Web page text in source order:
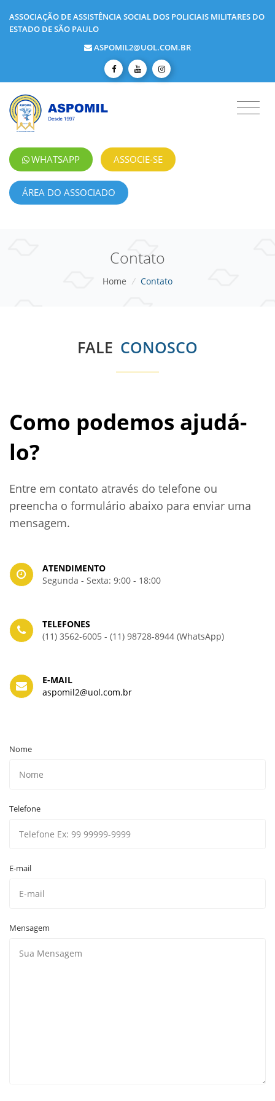
ASSOCIAÇÃO DE ASSISTÊNCIA SOCIAL DOS POLICIAIS MILITARES DO
ESTADO DE SÃO PAULO
ASPOMIL2@UOL.COM.BR
WHATSAPP ASSOCIE-SE
ÁREA DO ASSOCIADO
Contato
Home / Contato
FALE CONOSCO
Como podemos ajudá-
lo?
Entre em contato através do telefone ou
preencha o formulário abaixo para enviar uma
mensagem.
ATENDIMENTO
Segunda - Sexta: 9:00 - 18:00
TELEFONES
(11) 3562-6005 - (11) 98728-8944 (WhatsApp)
E-MAIL
aspomil2@uol.com.br
Nome
Telefone
E-mail
Mensagem